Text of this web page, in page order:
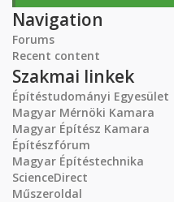
Navigation
Forums
Recent content
Szakmai linkek
Építéstudományi Egyesület
Magyar Mérnöki Kamara
Magyar Építész Kamara
Építészfórum
Magyar Építéstechnika
ScienceDirect
Műszeroldal